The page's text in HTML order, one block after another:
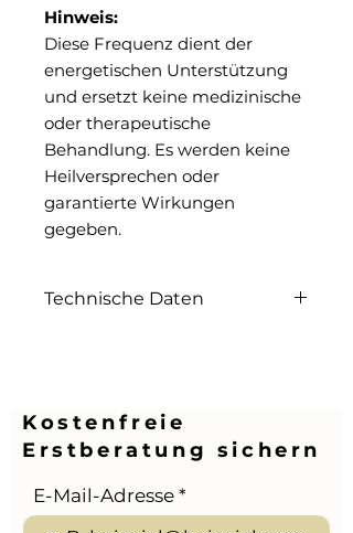
Hinweis:
Diese Frequenz dient der
energetischen Unterstützung
und ersetzt keine medizinische
oder therapeutische
Behandlung. Es werden keine
Heilversprechen oder
garantierte Wirkungen
gegeben.
Technische Daten
Kostenfreie
Erstberatung sichern
E-Mail-Adresse